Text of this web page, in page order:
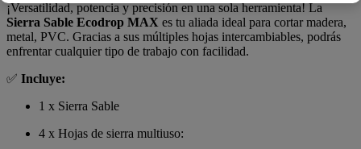
¡Versatilidad, potencia y precisión en una sola herramienta! La
Sierra Sable Ecodrop MAX es tu aliada ideal para cortar madera,
metal, PVC. Gracias a sus múltiples hojas intercambiables, podrás
enfrentar cualquier tipo de trabajo con facilidad.
✅ Incluye:
1 x Sierra Sable
4 x Hojas de sierra multiuso: